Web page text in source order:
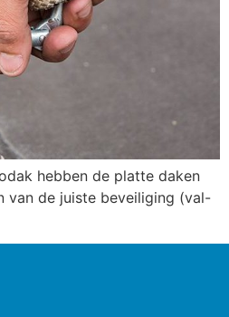
hebben de platte daken
van de juiste beveiliging (val-